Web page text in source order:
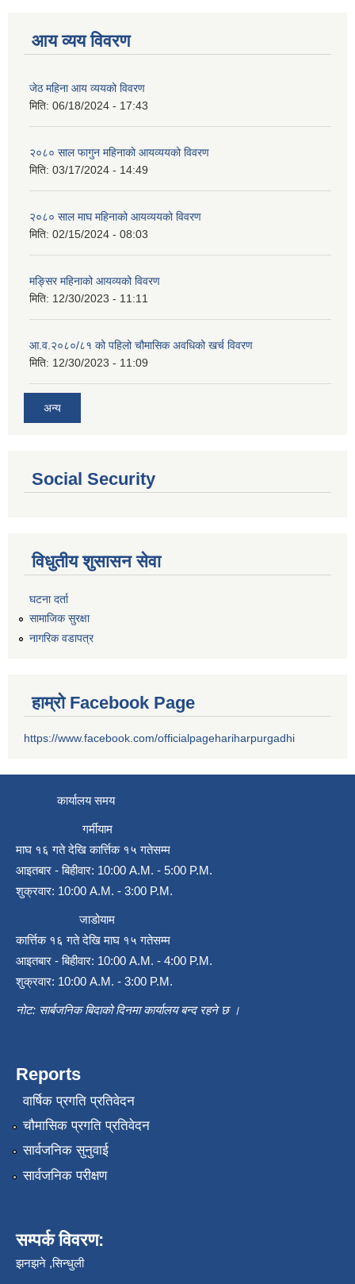
आय व्यय विवरण
जेठ महिना आय व्ययको विवरण
मिति: 06/18/2024 - 17:43
२०८० साल फागुन महिनाको आयव्ययको विवरण
मिति: 03/17/2024 - 14:49
२०८० साल माघ महिनाको आयव्ययको विवरण
मिति: 02/15/2024 - 08:03
मङ्सिर महिनाको आयव्यको विवरण
मिति: 12/30/2023 - 11:11
आ.व.२०८०/८१ को पहिलो चौमासिक अवधिको खर्च विवरण
मिति: 12/30/2023 - 11:09
अन्य
Social Security
विधुतीय शुसासन सेवा
घटना दर्ता
सामाजिक सुरक्षा
नागरिक वडापत्र
हाम्रो Facebook Page
https://www.facebook.com/officialpagehariharpurgadhi
कार्यालय समय
गर्मीयाम
माघ १६ गते देखि कार्त्तिक १५ गतेसम्म
आइतबार - बिहीवार: 10:00 A.M. - 5:00 P.M.
शुक्रवार: 10:00 A.M. - 3:00 P.M.
जाडोयाम
कार्त्तिक १६ गते देखि माघ १५ गतेसम्म
आइतबार - बिहीवार: 10:00 A.M. - 4:00 P.M.
शुक्रवार: 10:00 A.M. - 3:00 P.M.
नोट: सार्बजनिक बिदाको दिनमा कार्यालय बन्द रहने छ ।
Reports
वार्षिक प्रगति प्रतिवेदन
चौमासिक प्रगति प्रतिवेदन
सार्वजनिक सुनुवाई
सार्वजनिक परीक्षण
सम्पर्क विवरण:
झनझने ,सिन्धुली